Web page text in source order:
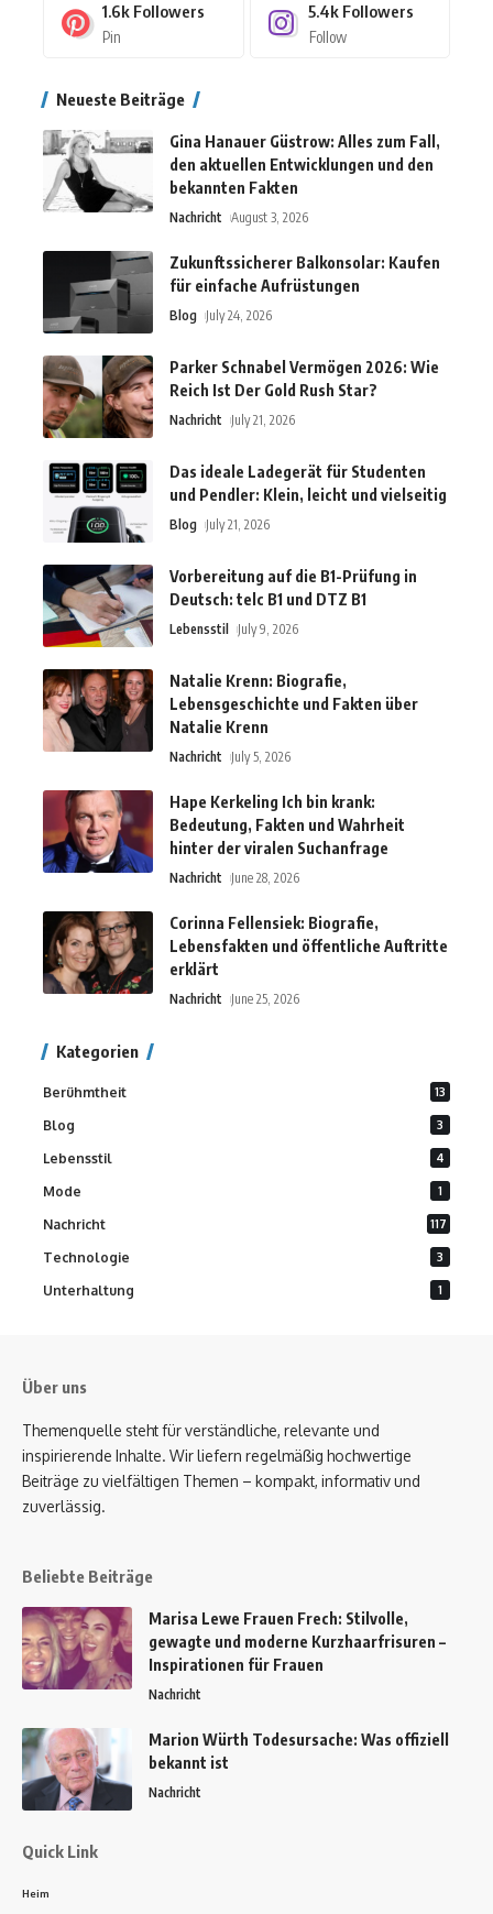
1.6k Followers
Pin
5.4k Followers
Follow
Neueste Beiträge
Gina Hanauer Güstrow: Alles zum Fall,
den aktuellen Entwicklungen und den
bekannten Fakten
Nachricht August 3, 2026
Zukunftssicherer Balkonsolar: Kaufen
für einfache Aufrüstungen
Blog July 24, 2026
Parker Schnabel Vermögen 2026: Wie
Reich Ist Der Gold Rush Star?
Nachricht July 21, 2026
Das ideale Ladegerät für Studenten
und Pendler: Klein, leicht und vielseitig
Blog July 21, 2026
Vorbereitung auf die B1-Prüfung in
Deutsch: telc B1 und DTZ B1
Lebensstil July 9, 2026
Natalie Krenn: Biografie,
Lebensgeschichte und Fakten über
Natalie Krenn
Nachricht July 5, 2026
Hape Kerkeling Ich bin krank:
Bedeutung, Fakten und Wahrheit
hinter der viralen Suchanfrage
Nachricht June 28, 2026
Corinna Fellensiek: Biografie,
Lebensfakten und öffentliche Auftritte
erklärt
Nachricht June 25, 2026
Kategorien
Berühmtheit 13
Blog 3
Lebensstil 4
Mode 1
Nachricht 117
Technologie 3
Unterhaltung 1
Über uns
Themenquelle steht für verständliche, relevante und
inspirierende Inhalte. Wir liefern regelmäßig hochwertige
Beiträge zu vielfältigen Themen – kompakt, informativ und
zuverlässig.
Beliebte Beiträge
Marisa Lewe Frauen Frech: Stilvolle,
gewagte und moderne Kurzhaarfrisuren –
Inspirationen für Frauen
Nachricht
Marion Würth Todesursache: Was offiziell
bekannt ist
Nachricht
Quick Link
Heim